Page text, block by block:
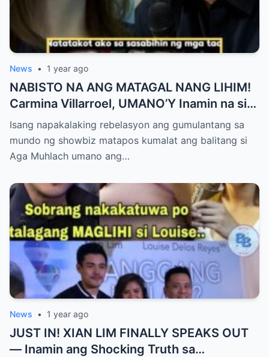
News • 1 year ago
NABISTO NA ANG MATAGAL NANG LIHIM!
Carmina Villarroel, UMANO’Y Inamin na si
AGA MUHLACH ang TUNAY na Ama nina
Mavy at Cassy Legaspi — Buong Showbiz
World NAGULANTANG sa Rebelasyong
Isang napakalaking rebelasyon ang gumulantang sa
mundo ng showbiz matapos kumalat ang balitang si
Aga Muhlach umano ang…
News • 1 year ago
JUST IN! XIAN LIM FINALLY SPEAKS OUT
— Inamin ang Shocking Truth sa